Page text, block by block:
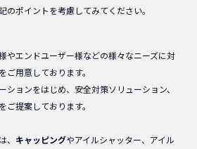
のポイントを考慮してみてください。
やエンドユーザー様などの様々なニーズに対
ご用意しております。
ションをはじめ、安全対策ソリューション、
提案しております。
キャッピングやアイルシャッター、アイル